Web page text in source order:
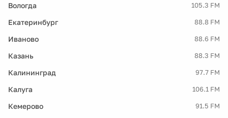
Вологда 105.3 FM
Екатеринбург 88.8 FM
Иваново 88.6 FM
Казань 88.3 FM
Калининград 97.7 FM
Калуга 106.1 FM
Кемерово 91.5 FM